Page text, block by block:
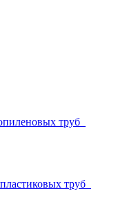
труб
труб